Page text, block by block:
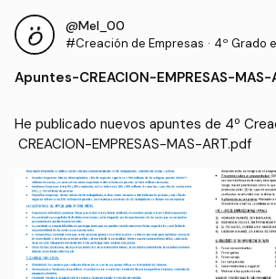
@Mel_00
#Creación de Empresas · 4º Grado
sas (UHU)
Apuntes-CREACION-EMPRESAS-
He publicado nuevos apuntes de 4º
CREACION-EMPRESAS-MAS-ART.pdf